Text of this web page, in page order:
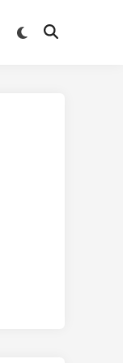
Switch
Open